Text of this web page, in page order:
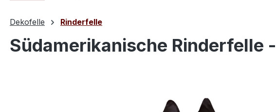
Dekofelle Rinderfelle
Südamerikanische Rinderfelle